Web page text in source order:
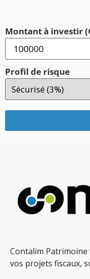
Montant à investir
Profil de risque
Contalim Patrimoine
vos projets fiscaux,